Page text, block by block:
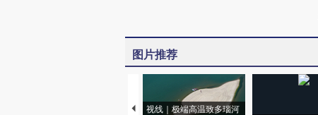
图片推荐
视线｜极端高温致多瑙河